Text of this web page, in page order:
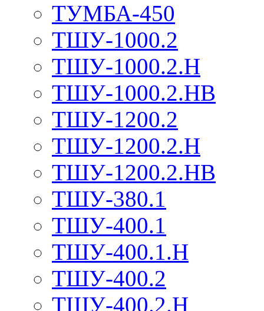
ТУМБА-450
ТШУ-1000.2
ТШУ-1000.2.Н
ТШУ-1000.2.НВ
ТШУ-1200.2
ТШУ-1200.2.Н
ТШУ-1200.2.НВ
ТШУ-380.1
ТШУ-400.1
ТШУ-400.1.Н
ТШУ-400.2
ТШУ-400.2.Н